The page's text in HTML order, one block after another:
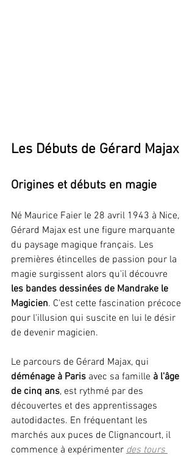
Les Débuts de Gérard Majax
Origines et débuts en magie
Né Maurice Faier le 28 avril 1943 à Nice,
Gérard Majax est une figure marquante
du paysage magique français. Les
premières étincelles de passion pour la
magie surgissent alors qu'il découvre
les bandes dessinées de Mandrake le
Magicien. C'est cette fascination précoce
pour l'illusion qui suscite en lui le désir
de devenir magicien.
Le parcours de Gérard Majax, qui
déménage à Paris avec sa famille à l'âge
de cinq ans, est rythmé par des
découvertes et des apprentissages
autodidactes. En fréquentant les
marchés aux puces de Clignancourt, il
commence à expérimenter des tours